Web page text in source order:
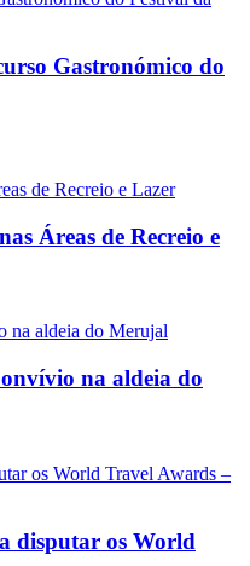
Gastronómico do
Áreas de Recreio e
na aldeia do
disputar os World